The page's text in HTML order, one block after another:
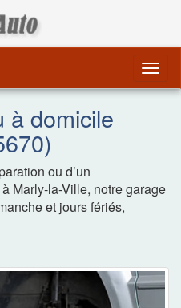
à domicile
ou d’un
Marly-la-Ville, notre garage
et jours fériés,